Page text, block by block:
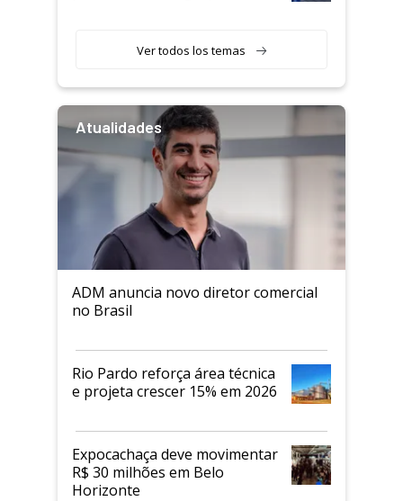
Ver todos los temas
Atualidades
ADM anuncia novo diretor comercial
no Brasil
Rio Pardo reforça área técnica
e projeta crescer 15% em 2026
Expocachaça deve movimentar
R$ 30 milhões em Belo
Horizonte